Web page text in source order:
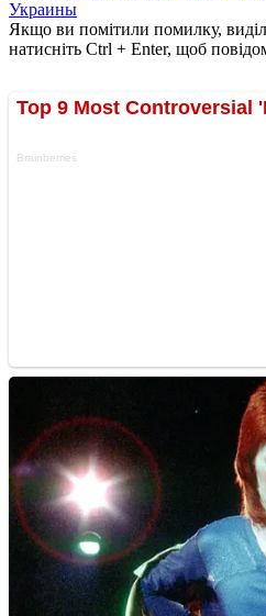
Украины
Якщо ви помітили помилку,
натисніть Ctrl + Enter, щоб